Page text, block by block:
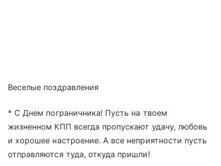
Веселые поздравления
* С Днем пограничника! Пусть на твоем
жизненном КПП всегда пропускают удачу, любовь
и хорошее настроение. А все неприятности пусть
отправляются туда, откуда пришли!